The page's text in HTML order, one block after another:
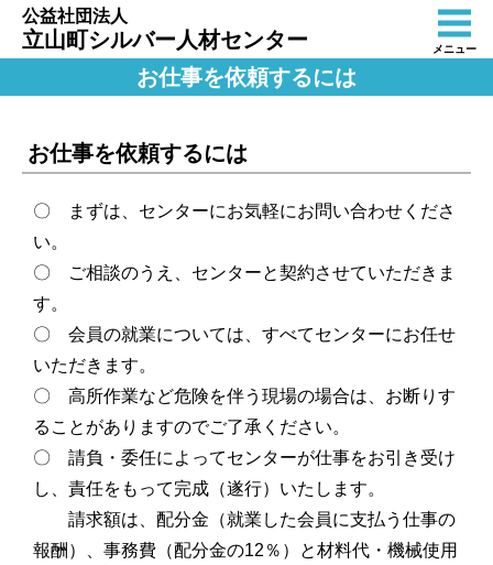
公益社団法人
立山町シルバー人材センター メニュー
お仕事を依頼するには
お仕事を依頼するには
〇 まずは、センターにお気軽にお問い合わせくださ
い。
〇 ご相談のうえ、センターと契約させていただきま
す。
〇 会員の就業については、すべてセンターにお任せ
いただきます。
〇 高所作業など危険を伴う現場の場合は、お断りす
ることがありますのでご了承ください。
〇 請負・委任によってセンターが仕事をお引き受け
し、責任をもって完成（遂行）いたします。
請求額は、配分金（就業した会員に支払う仕事の
報酬）、事務費（配分金の12％）と材料代・機械使用